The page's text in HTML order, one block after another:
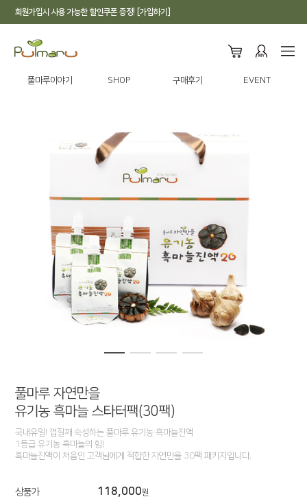
회원가입시 사용 가능한 할인쿠폰 증정! [가입하기]
풀마루이야기 SHOP 구매후기 EVENT
풀마루 자연만을
유기농 흑마늘 스타터팩(30팩)
국내유일! 껍질째 숙성하는 풀마루 유기농 흑마늘진액
1등급 유기농 흑마늘의 힘!
흑마늘진액이 처음인 고객님에게 적합한 자연만을 30팩 패키지입니다.
상품가 118,000원